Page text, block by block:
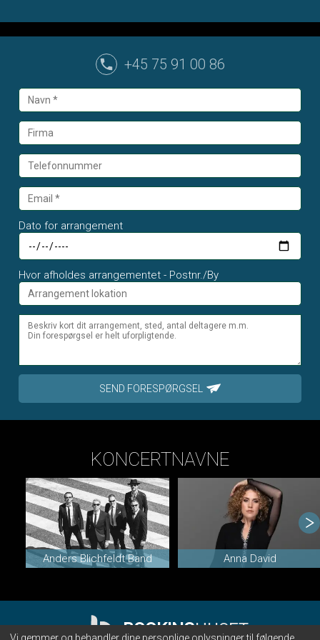
+45 75 91 00 86
Dato for arrangement
Hvor afholdes arrangementet - Postnr./By
SEND FORESPØRGSEL
KONCERTNAVNE
Anders Blichfeldt Band Anna David
BOOKINGHUSET